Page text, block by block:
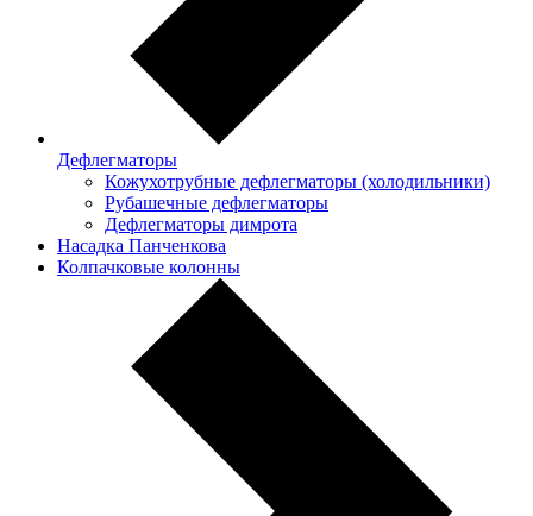
Дефлегматоры
Кожухотрубные дефлегматоры (холодильники)
Рубашечные дефлегматоры
Дефлегматоры димрота
Насадка Панченкова
Колпачковые колонны